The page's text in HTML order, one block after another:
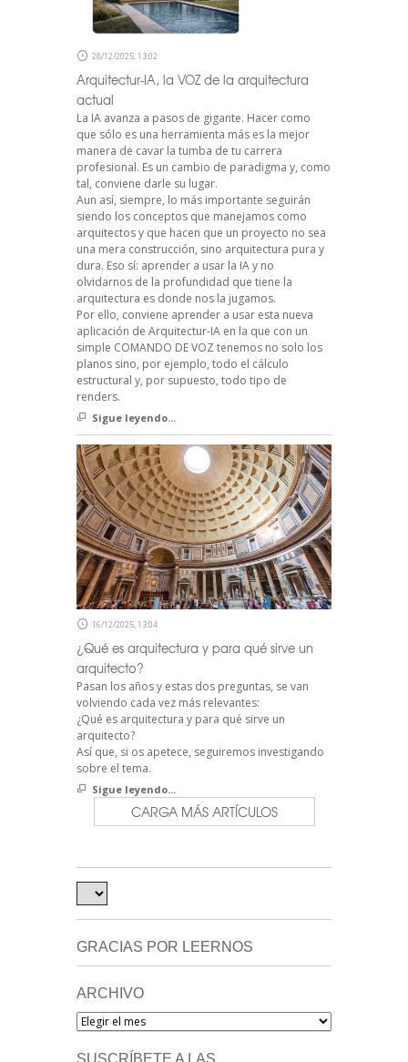
28/12/2025, 13:02
Arquitectur-IA, la VOZ de la arquitectura
actual
La IA avanza a pasos de gigante. Hacer como
que sólo es una herramienta más es la mejor
manera de cavar la tumba de tu carrera
profesional. Es un cambio de paradigma y, como
tal, conviene darle su lugar.
Aun así, siempre, lo más importante seguirán
siendo los conceptos que manejamos como
arquitectos y que hacen que un proyecto no sea
una mera construcción, sino arquitectura pura y
dura. Eso sí: aprender a usar la IA y no
olvidarnos de la profundidad que tiene la
arquitectura es donde nos la jugamos.
Por ello, conviene aprender a usar esta nueva
aplicación de Arquitectur-IA en la que con un
simple COMANDO DE VOZ tenemos no solo los
planos sino, por ejemplo, todo el cálculo
estructural y, por supuesto, todo tipo de
renders.
Sigue leyendo...
16/12/2025, 13:04
¿Qué es arquitectura y para qué sirve un
arquitecto?
Pasan los años y estas dos preguntas, se van
volviendo cada vez más relevantes:
¿Qué es arquitectura y para qué sirve un
arquitecto?
Así que, si os apetece, seguiremos investigando
sobre el tema.
Sigue leyendo...
CARGA MÁS ARTÍCULOS
GRACIAS POR LEERNOS
ARCHIVO
Archivo
SUSCRÍBETE A LAS